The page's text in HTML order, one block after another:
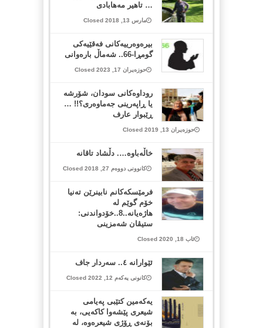
… تاهیر مەهابادی
مارس 13, 2018 Closed
بیرەوەرییەکانی فەقێیەکی
گومڕا-66.. شەماڵ بارەوانی
حوزەیران 17, 2023 Closed
روداوەکانی سودان، شۆرشە
یا ڕاپەرینی جەماوەری؟!! …
ڕێبوار عارف
حوزەیران 13, 2019 Closed
خاڵه‌باوه‌…. دڵشاد تاقانه
کانوونی دووەم 27, 2018 Closed
فرمێسکەکانم نابینرێن تەنیا
خۆم گوێم لە
هاژەیانە..8..خۆدواندنی:
ستیڤان شەمزینی
ئاب 18, 2020 Closed
ئێوارانە ٤.. سەردار جاف
کانونی یەکەم 12, 2022 Closed
یەکەمین کتێبی پەیامی
شیعری پێشەوا کاکەیی، بە
بۆنەی ڕۆژی شیعرەوە، لە